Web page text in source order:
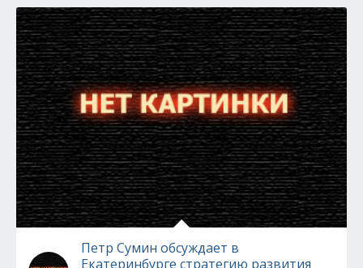
Петр Сумин обсуждает в
Екатеринбурге стратегию развития